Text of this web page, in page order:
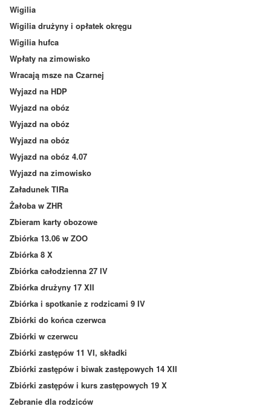
Wigilia
Wigilia drużyny i opłatek okręgu
Wigilia hufca
Wpłaty na zimowisko
Wracają msze na Czarnej
Wyjazd na HDP
Wyjazd na obóz
Wyjazd na obóz
Wyjazd na obóz
Wyjazd na obóz 4.07
Wyjazd na zimowisko
Załadunek TIRa
Żałoba w ZHR
Zbieram karty obozowe
Zbiórka 13.06 w ZOO
Zbiórka 8 X
Zbiórka całodzienna 27 IV
Zbiórka drużyny 17 XII
Zbiórka i spotkanie z rodzicami 9 IV
Zbiórki do końca czerwca
Zbiórki w czerwcu
Zbiórki zastępów 11 VI, składki
Zbiórki zastępów i biwak zastępowych 14 XII
Zbiórki zastępów i kurs zastępowych 19 X
Zebranie dla rodziców